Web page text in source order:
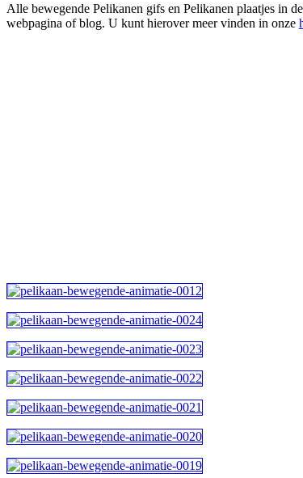
Alle bewegende Pelikanen gifs en Pelikanen plaatjes in
webpagina of blog. U kunt hierover meer vinden in onze